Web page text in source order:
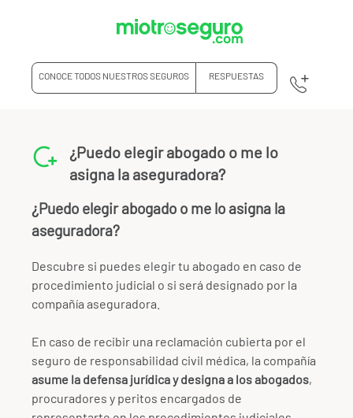
CONOCE TODOS NUESTROS SEGUROS RESPUESTAS
¿Puedo elegir abogado o me lo
asigna la aseguradora?
¿Puedo elegir abogado o me lo asigna la
aseguradora?
Descubre si puedes elegir tu abogado en caso de
procedimiento judicial o si será designado por la
compañía aseguradora.
En caso de recibir una reclamación cubierta por el
seguro de responsabilidad civil médica, la compañía
asume la defensa jurídica y designa a los abogados,
procuradores y peritos encargados de